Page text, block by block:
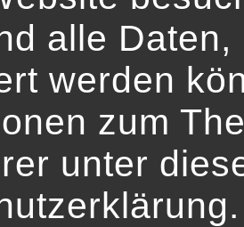
alle
werden
zum
unter